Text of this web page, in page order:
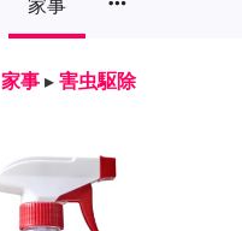
家事
家事 ▸ 害虫駆除